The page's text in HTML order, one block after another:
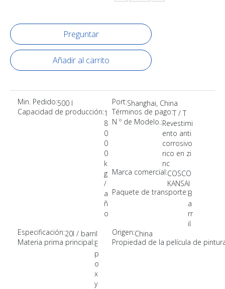
Preguntar
Añadir al carrito
Min. Pedido:500 l Port:Shanghai, China
Capacidad de producción:1
8
0
0
0
k
g
/
a
ñ
o
Términos de pago:T / T
N º de Modelo.:Revestimi
ento anti
corrosivo
rico en zi
nc
Marca comercial:COSCO
KANSAI
Paquete de transporte:B
a
rr
il
Especificación:20l / barril Origen:China
Materia prima principal:E
p
o
x
y
Propiedad de la película de